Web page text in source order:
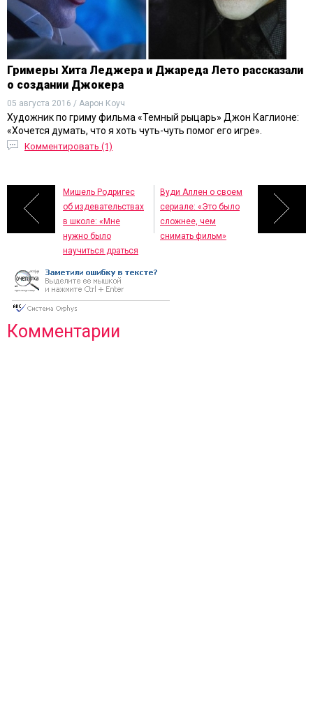
Гримеры Хита Леджера и Джареда Лето рассказали
о создании Джокера
05 августа 2016 / Аарон Коуч
Художник по гриму фильма «Темный рыцарь» Джон Каглионе:
«Хочется думать, что я хоть чуть-чуть помог его игре».
Комментировать (1)
Мишель Родригес
об издевательствах
в школе: «Мне
нужно было
научиться драться
Вуди Аллен о своем
сериале: «Это было
сложнее, чем
снимать фильм»
Комментарии